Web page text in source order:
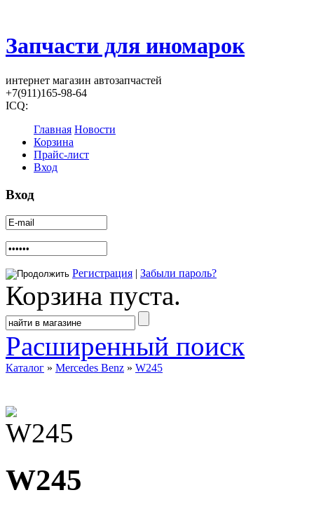
Запчасти для иномарок
интернет магазин автозапчастей
+7(911)165-98-64
ICQ:
Главная Новости
Корзина
Прайс-лист
Вход
Вход
Регистрация | Забыли пароль?
Корзина пуста.
Расширенный поиск
Каталог » Mercedes Benz » W245
W245